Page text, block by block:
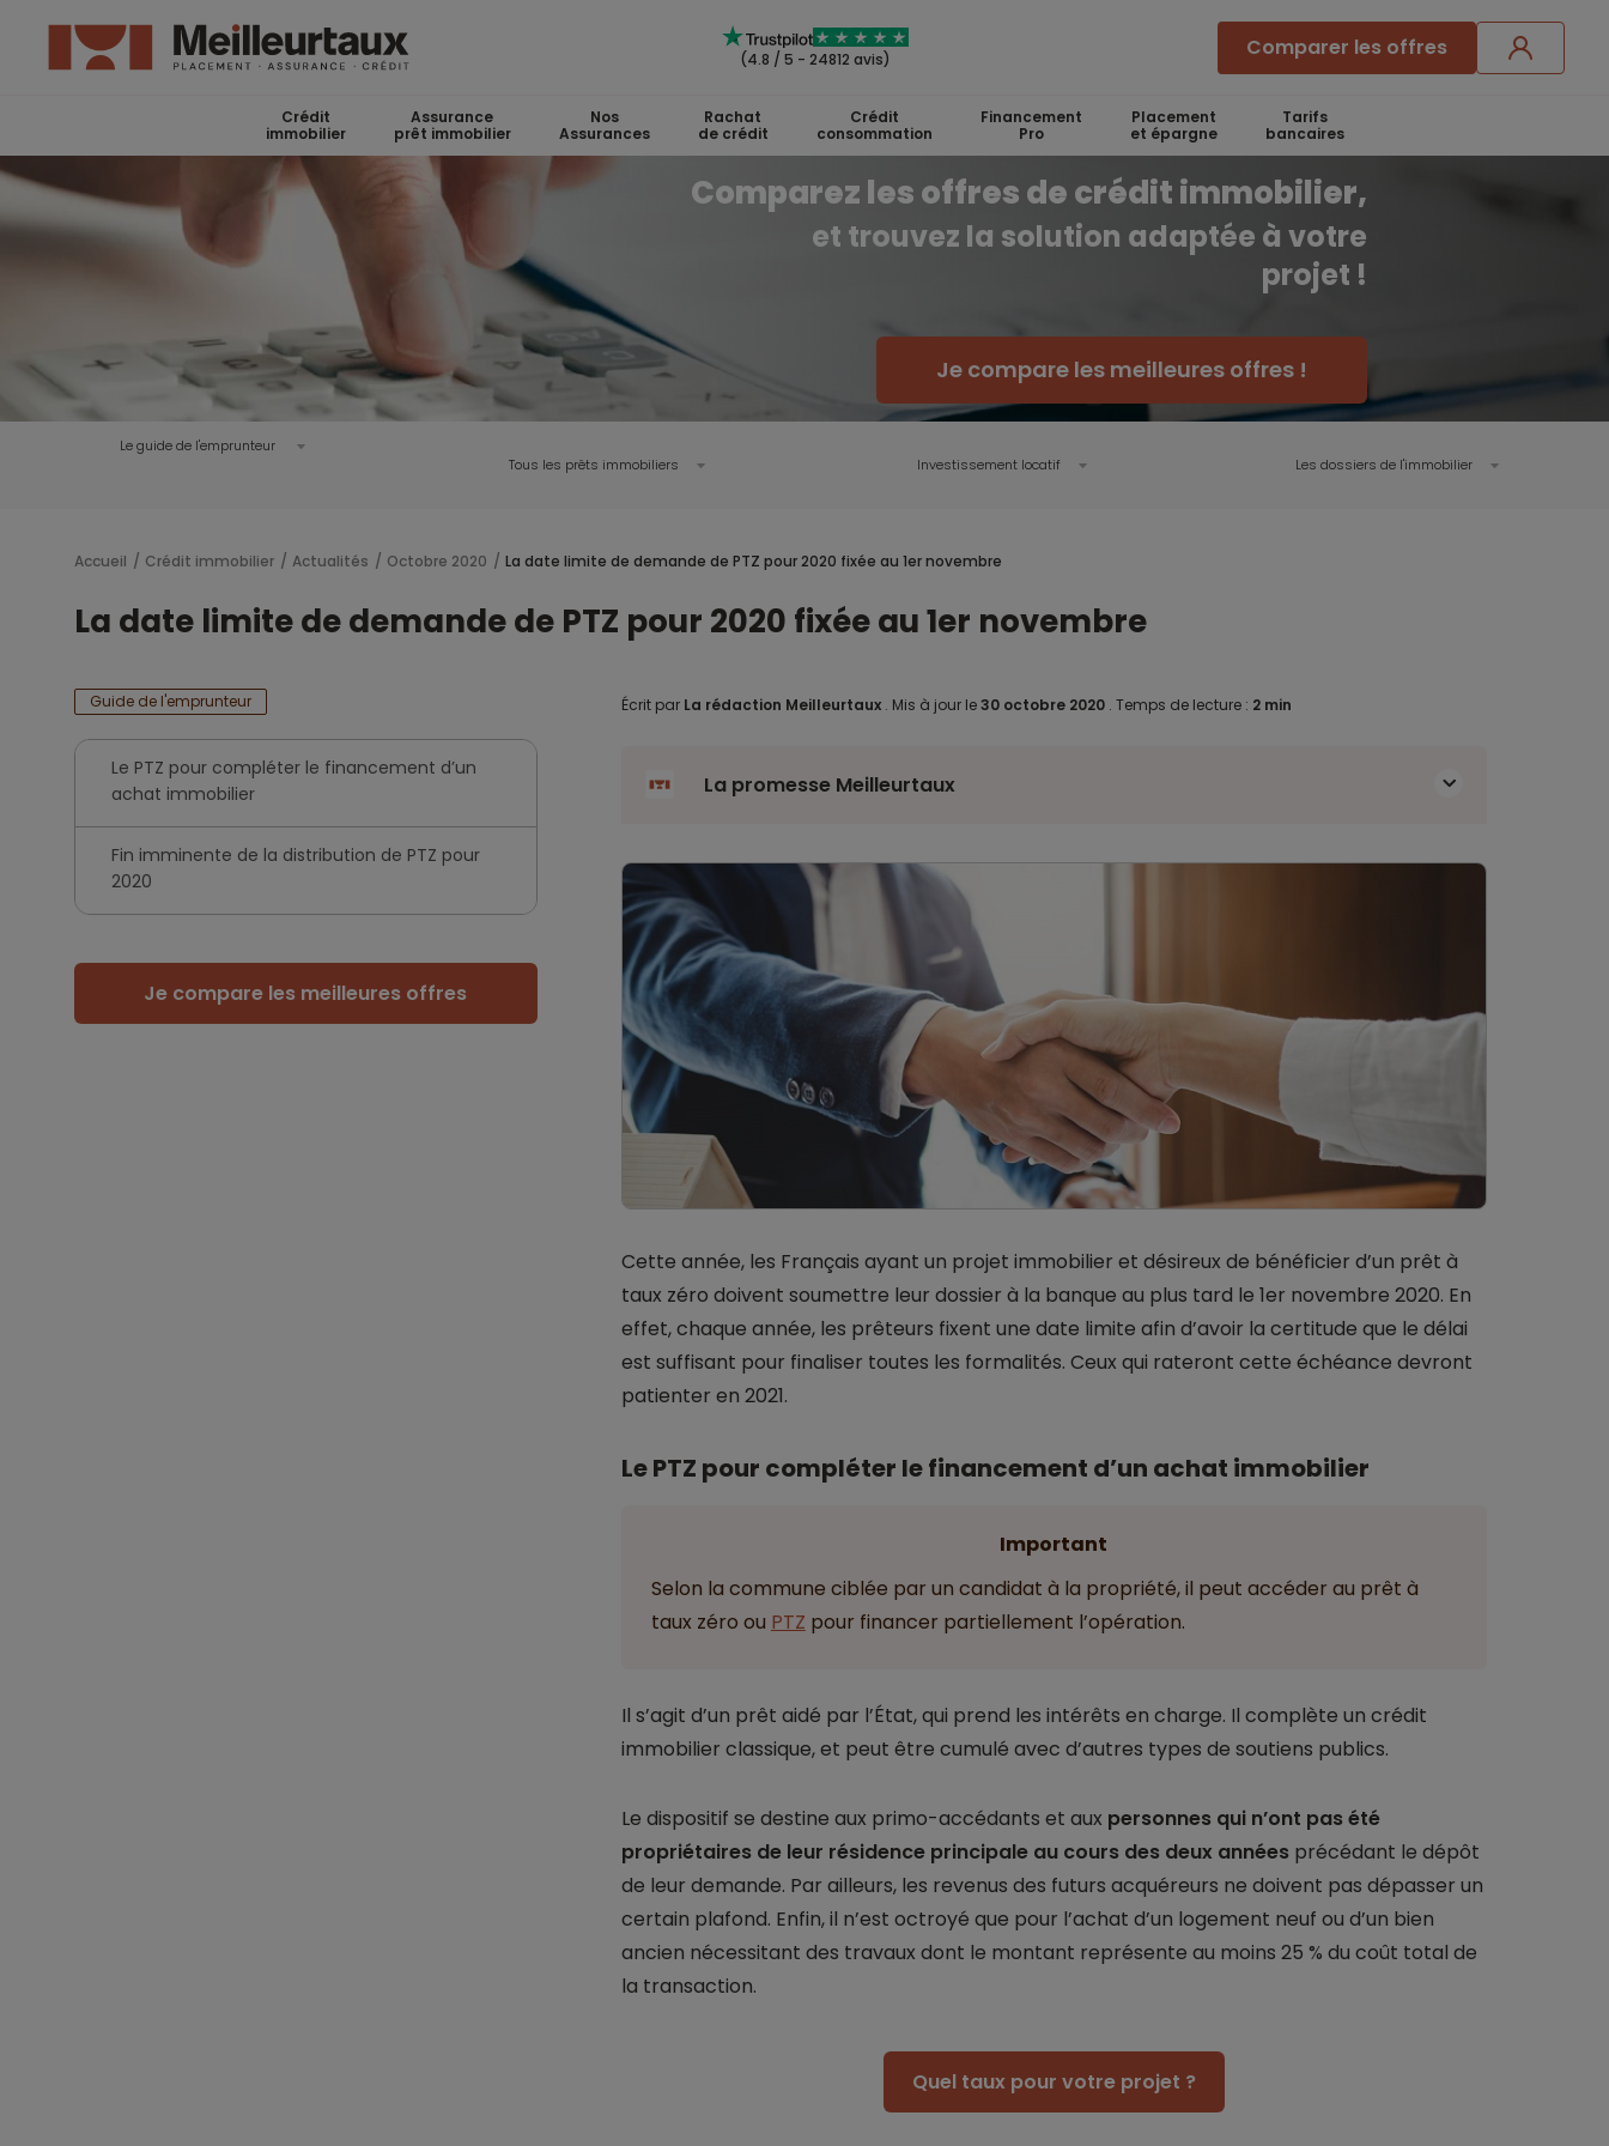
(4.8 / 5 - 24812 avis) Comparer les offres
Crédit
immobilier
Assurance
prêt immobilier
Nos
Assurances
Rachat
de crédit
Crédit
consommation
Financement
Pro
Placement
et épargne
Tarifs
bancaires
Comparez les offres de crédit immobilier,
et trouvez la solution adaptée à votre
projet !
Je compare les meilleures offres !
Le guide de l'emprunteur
Tous les prêts immobiliers
Investissement locatif Les dossiers de l'immobilier
Accueil Crédit immobilier Actualités Octobre 2020 La date limite de demande de PTZ pour 2020 fixée au 1er novembre
La date limite de demande de PTZ pour 2020 fixée au 1er novembre
Guide de l'emprunteur
Le PTZ pour compléter le financement d’un
achat immobilier
Fin imminente de la distribution de PTZ pour
2020
Je compare les meilleures offres
Écrit par La rédaction Meilleurtaux . Mis à jour le30 octobre 2020 . Temps de lecture : 2 min
La promesse Meilleurtaux
Cette année, les Français ayant un projet immobilier et désireux de bénéficier d’un prêt à
taux zéro doivent soumettre leur dossier à la banque au plus tard le 1er novembre 2020. En
effet, chaque année, les prêteurs fixent une date limite afin d’avoir la certitude que le délai
est suffisant pour finaliser toutes les formalités. Ceux qui rateront cette échéance devront
patienter en 2021.
Le PTZ pour compléter le financement d’un achat immobilier
Important
Selon la commune ciblée par un candidat à la propriété, il peut accéder au prêt à
taux zéro ou PTZ pour financer partiellement l’opération.
Il s’agit d’un prêt aidé par l’État, qui prend les intérêts en charge. Il complète un crédit
immobilier classique, et peut être cumulé avec d’autres types de soutiens publics.
Le dispositif se destine aux primo-accédants et aux personnes qui n’ont pas été
propriétaires de leur résidence principale au cours des deux annéesprécédant le dépôt
de leur demande. Par ailleurs, les revenus des futurs acquéreurs ne doivent pas dépasser un
certain plafond. Enfin, il n’est octroyé que pour l’achat d’un logement neuf ou d’un bien
ancien nécessitant des travaux dont le montant représente au moins 25 % du coût total de
la transaction.
Quel taux pour votre projet ?